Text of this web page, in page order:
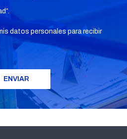
”.
datos personales para recibir